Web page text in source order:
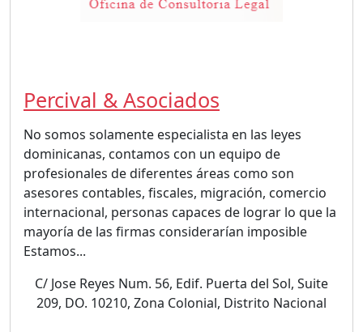
Percival & Asociados
No somos solamente especialista en las leyes
dominicanas, contamos con un equipo de
profesionales de diferentes áreas como son
asesores contables, fiscales, migración, comercio
internacional, personas capaces de lograr lo que la
mayoría de las firmas considerarían imposible
Estamos...
C/ Jose Reyes Num. 56, Edif. Puerta del Sol, Suite
209, DO. 10210, Zona Colonial, Distrito Nacional